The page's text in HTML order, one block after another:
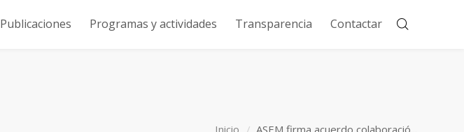
Publicaciones Programas y actividades Transparencia Contactar
Inicio ASEM firma acuerdo colaboració...